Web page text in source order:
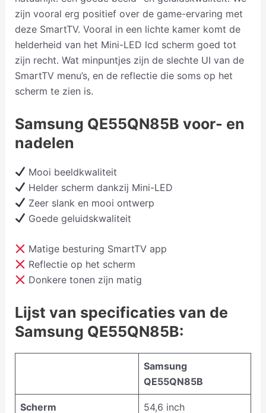
zijn vooral erg positief over de game-ervaring met
deze SmartTV. Vooral in een lichte kamer komt de
helderheid van het Mini-LED lcd scherm goed tot
zijn recht. Wat minpuntjes zijn de slechte UI van de
SmartTV menu’s, en de reflectie die soms op het
scherm te zien is.
Samsung QE55QN85B voor- en
nadelen
Mooi beeldkwaliteit
Helder scherm dankzij Mini-LED
Zeer slank en mooi ontwerp
Goede geluidskwaliteit
Matige besturing SmartTV app
Reflectie op het scherm
Donkere tonen zijn matig
Lijst van specificaties van de
Samsung QE55QN85B:
Samsung
QE55QN85B
Scherm 54,6 inch